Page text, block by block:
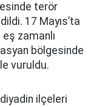
terör
17 Mayıs’ta
zamanlı
bölgesinde
vuruldu.
diyadin ilçeleri